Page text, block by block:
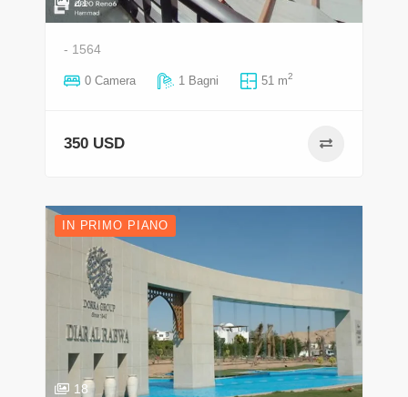
- 1564
0 Camera 1 Bagni 51 m2
350 USD
IN PRIMO PIANO
18